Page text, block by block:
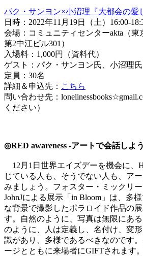
パク・サンヨン×小沼理『大都会の愛
日時：2022年11月19日（土）16:00-
会場：コミュニティセンターakta（東
第2中江ビル301）
入場料：1,000円（資料代）
ゲスト：パク・サンヨン氏、小沼理氏
定員：30名
詳細＆申込先： こちら
問い合わせ先：
ください）
◎RED awareness -アートで会話しよ
12月1日世界エイズデーを機会に、
じている人も、そうでない人も、ア
みましょう。フォスター・ミックリー
JohnJによる展示「in Bloom」は、多
な背景で撮影したポラロイド作品の
す。自然のように、写真は無限にあ
のように、人は定義し、名付け、変
識があり、多様であるべきなのです
ージとともに来場者にGIFTされます。